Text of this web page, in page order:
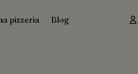
pizzeria Blog